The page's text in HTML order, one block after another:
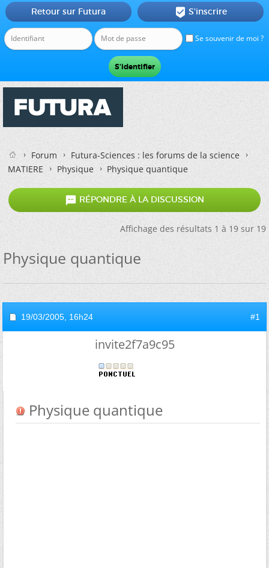
Se souvenir de moi ?
Retour sur Futura  S'inscrire
Forum
Futura-Sciences : les forums de la science
MATIERE
Physique Physique quantique
 RÉPONDRE À LA DISCUSSION
Affichage des résultats 1 à 19 sur 19
Physique quantique
19/03/2005, 16h24 #1
invite2f7a9c95
Physique quantique